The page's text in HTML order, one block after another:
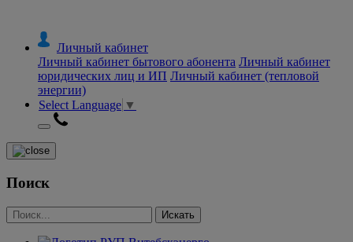
Личный кабинет
Личный кабинет бытового абонента Личный кабинет
юридических лиц и ИП Личный кабинет (тепловой
энергии)
Select Language ▼
Поиск